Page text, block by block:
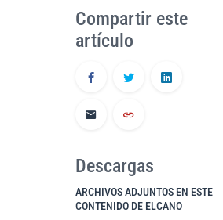
Compartir este
artículo
Descargas
ARCHIVOS ADJUNTOS EN ESTE
CONTENIDO DE ELCANO